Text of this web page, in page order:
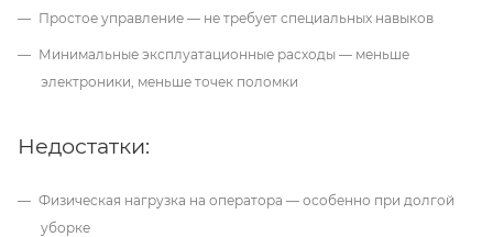
Простое управление — не требует специальных навыков
Минимальные эксплуатационные расходы — меньше
электроники, меньше точек поломки
Недостатки:
Физическая нагрузка на оператора — особенно при долгой
уборке